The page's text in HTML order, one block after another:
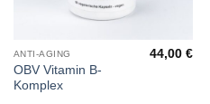
ANTI-AGING
OBV Vitamin B-
Komplex
44,00€